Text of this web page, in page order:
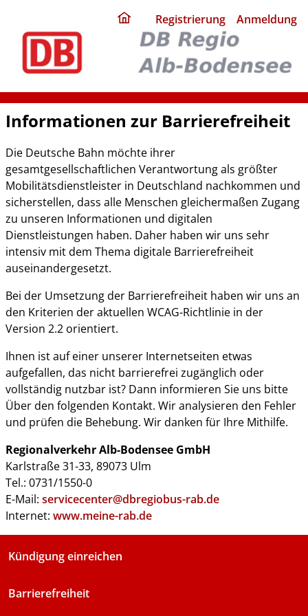
home
page
Registrierung Anmeldung
Informationen zur Barrierefreiheit
Die Deutsche Bahn möchte ihrer
gesamtgesellschaftlichen Verantwortung als größter
Mobilitätsdienstleister in Deutschland nachkommen und
sicherstellen, dass alle Menschen gleichermaßen Zugang
zu unseren Informationen und digitalen
Dienstleistungen haben. Daher haben wir uns sehr
intensiv mit dem Thema digitale Barrierefreiheit
auseinandergesetzt.
Bei der Umsetzung der Barrierefreiheit haben wir uns an
den Kriterien der aktuellen WCAG-Richtlinie in der
Version 2.2 orientiert.
Ihnen ist auf einer unserer Internetseiten etwas
aufgefallen, das nicht barrierefrei zugänglich oder
vollständig nutzbar ist? Dann informieren Sie uns bitte
Über den folgenden Kontakt. Wir analysieren den Fehler
und prüfen die Behebung. Wir danken für Ihre Mithilfe.
Regionalverkehr Alb-Bodensee GmbH
Karlstraße 31-33, 89073 Ulm
Tel.: 0731/1550-0
E-Mail: servicecenter@dbregiobus-rab.de
Internet: www.meine-rab.de
Kündigung einreichen
Barrierefreiheit